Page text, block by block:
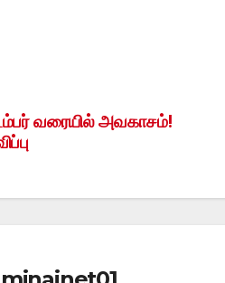
வரையில் அவகாசம்!